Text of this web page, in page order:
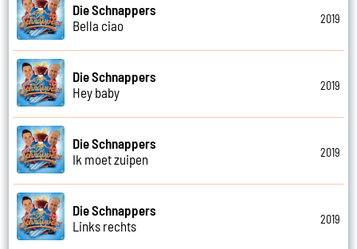
Die Schnappers
Bella ciao
2019
Die Schnappers
Hey baby
2019
Die Schnappers
Ik moet zuipen
2019
Die Schnappers
Links rechts
2019